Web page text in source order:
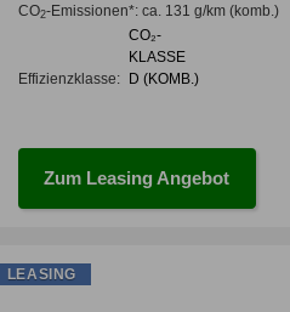
CO2-Emissionen*: ca. 131 g/km(komb.)
Effizienzklasse:
CO₂-
KLASSE
D (KOMB.)
Zum Leasing Angebot
LEASING